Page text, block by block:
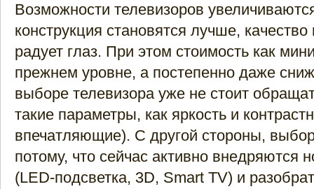
Возможности телевизоров
конструкция становятся лучше,
радует глаз. При этом стоимость как
прежнем уровне, а постепенно даже
выборе телевизора уже не стоит
такие параметры, как яркость и
впечатляющие). С другой стороны,
потому, что сейчас активно внедряются
(LED-подсветка, 3D, Smart TV) и